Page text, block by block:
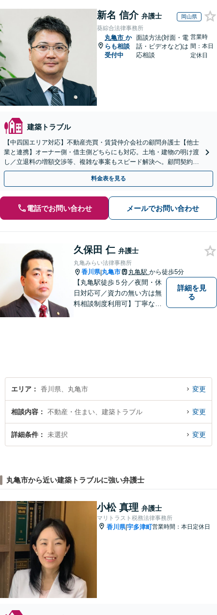
新名 信介 弁護士 岡山県
葵綜合法律事務所
丸亀市 か
らも相談
受付中
面談方法(対面・電
話・ビデオなど)は
応相談
営業時
間：本日
定休日
建築トラブル
【中四国エリア対応】不動産売買・賃貸仲介会社の顧問弁護士【他士
業と連携】オーナー側・借主側どちらにも対応。土地・建物の明け渡
し／立退料の増額交渉等、複雑な事案もスピード解決へ。顧問契約も
お任せ！【夜間・休日対応】
料金表を見る
電話でお問い合わせ メールでお問い合わせ
久保田 仁 弁護士
丸亀みらい法律事務所
香川県|丸亀市 丸亀駅 から徒歩5分
【丸亀駅徒歩５分／夜間・休
日対応可／資力の無い方は無
料相談制度利用可】丁寧な対
詳細を見
る
エリア 香川県、丸亀市 変更
相談内容 不動産・住まい、建築トラブル 変更
詳細条件 未選択 変更
丸亀市から近い建築トラブルに強い弁護士
小松 真理 弁護士
マリトラスト税務法律事務所
香川県|宇多津町営業時間：本日定休日